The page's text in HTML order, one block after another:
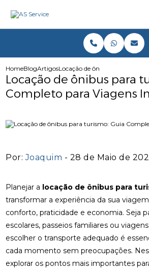
HomeBlogArtigosLocação de ônibus para
Locação de ônibus para
Completo para Viagens
Por:Joaquim - 28 de Maio de
Planejar a locação de ônibus para
transformar a experiência da sua
conforto, praticidade e economia. Seja
escolares, passeios familiares ou
escolher o transporte adequado é
cada momento sem preocupações.
explorar os pontos mais importantes